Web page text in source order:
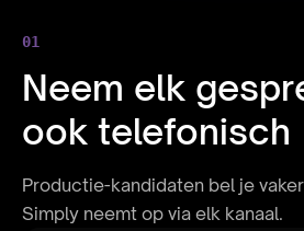
01
Neem elk
ook telefonisch
Productie-kandidaten bel je
Simply neemt op via elk kanaal.